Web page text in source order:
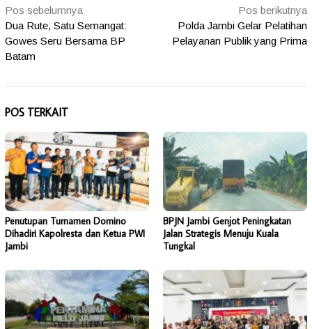
Navigasi
pos
Pos sebelumnya
Dua Rute, Satu Semangat:
Gowes Seru Bersama BP
Batam
Pos berikutnya
Polda Jambi Gelar Pelatihan
Pelayanan Publik yang Prima
POS TERKAIT
Penutupan Turnamen Domino
Dihadiri Kapolresta dan Ketua PWI
Jambi
BPJN Jambi Genjot Peningkatan
Jalan Strategis Menuju Kuala
Tungkal